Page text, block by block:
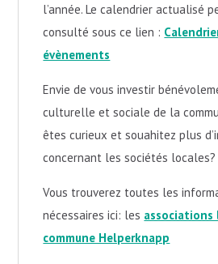
l’année. Le calendrier actualisé
consulté sous ce lien :
évènements
Envie de vous investir
culturelle et sociale de la
êtes curieux et souahitez plus
concernant les sociétés locales?
Vous trouverez toutes les
nécessaires ici: les associations
commune Helperknapp